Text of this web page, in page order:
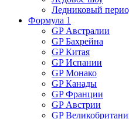
Ледниковый
Формула 1
GP Австралии
GP Бахрейна
GP Китая
GP Испании
GP Монако
GP Канады
GP Франции
GP Австрии
GP